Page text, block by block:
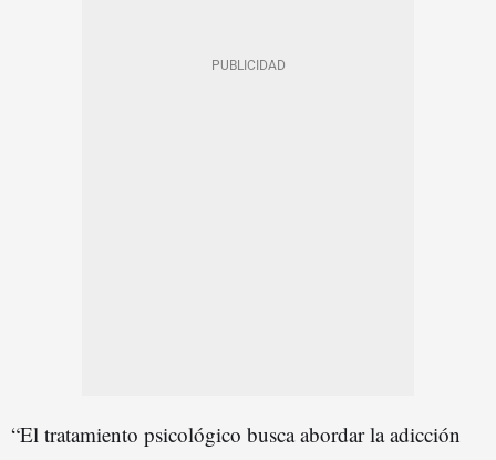
“El tratamiento psicológico busca abordar la adicción